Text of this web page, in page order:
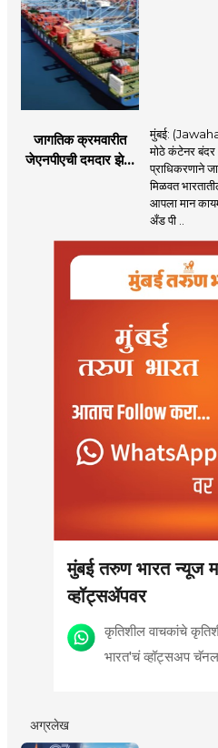
होणार
जागतिक क्रमवारीत
जेएनपीएची दमदार झेप;
मुंबई:
मोठे कंटेनर बंदर
प्राधिकरणाने
मिळवत
आपला मान
अँड पी ..
मुंबई तरुण भारत न्यूज
व्हॉट्सॲपवर
कृतिशील वाचकांचे
भारत'चं व्हॉट्सअप
अग्रलेख